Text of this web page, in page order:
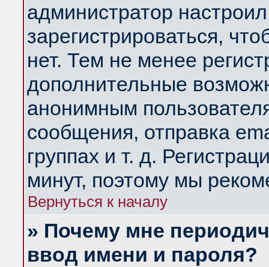
администратор
зарегистрироваться,
нет. Тем не менее
дополнительные
анонимным
сообщения, отправка
группах и т. д.
минут, поэтому мы
Вернуться к началу
» Почему мне
ввод имени и пароля?